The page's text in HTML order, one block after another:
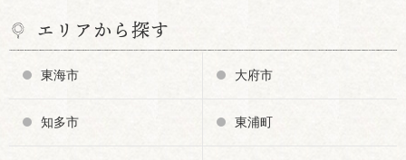
エリアから探す
東海市 大府市
知多市 東浦町